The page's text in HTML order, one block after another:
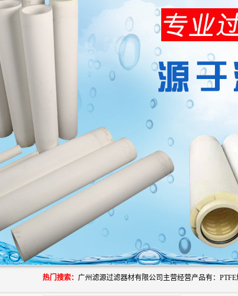
热门搜索：